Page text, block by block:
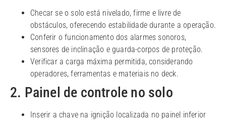
Checar se o solo está nivelado, firme e livre de
obstáculos, oferecendo estabilidade durante a operação.
Conferir o funcionamento dos alarmes sonoros,
sensores de inclinação e guarda-corpos de proteção.
Verificar a carga máxima permitida, considerando
operadores, ferramentas e materiais no deck.
2. Painel de controle no solo
Inserir a chave na ignição localizada no painel inferior